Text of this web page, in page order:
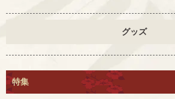
グッズ
特集